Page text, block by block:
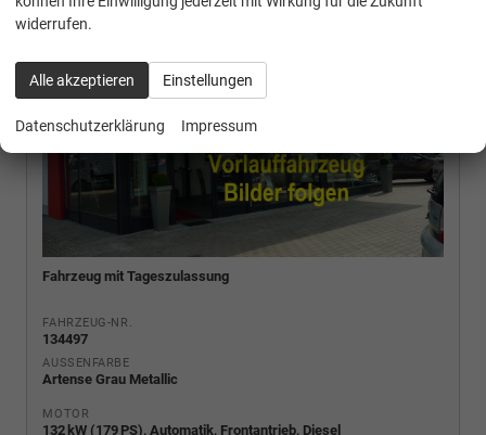
Fahrzeug mit Tageszulassung
FAHRZEUG-NR.
134497
AUSSENFARBE
Artense Grau Metallic
MOTOR
132 kW (179 PS), Automatik, Frontantrieb, Diesel
widerrufen.
Alle akzeptieren Einstellungen
Datenschutzerklärung Impressum